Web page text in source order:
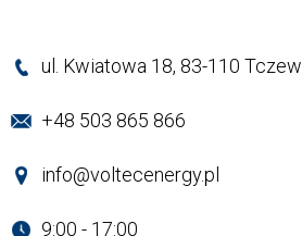
ul. Kwiatowa 18, 83-110 Tczew
+48 503 865 866
info@voltecenergy.pl
9:00 - 17:00